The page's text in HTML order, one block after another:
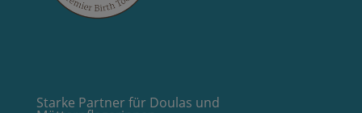
Starke Partner für Doulas und